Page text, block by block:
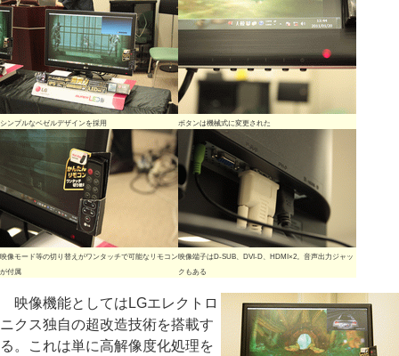
シンプルなベゼルデザインを採用 ボタンは機械式に変更された
映像モード等の切り替えがワンタッチで可能なリモコン
が付属
映像端子はD-SUB、DVI-D、HDMI×2。音声出力ジャッ
クもある
映像機能としてはLGエレクトロ
ニクス独自の超改造技術を搭載す
る。これは単に高解像度化処理を